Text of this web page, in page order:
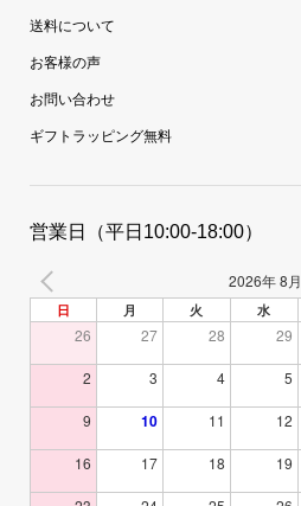
送料について
お客様の声
お問い合わせ
ギフトラッピング無料
営業日（平日10:00-18:00）
2026年 8月
日 月 火 水
26 27 28 29
2 3 4 5
9 10 11 12
16 17 18 19